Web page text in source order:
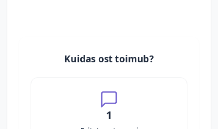
Kuidas ost toimub?
1